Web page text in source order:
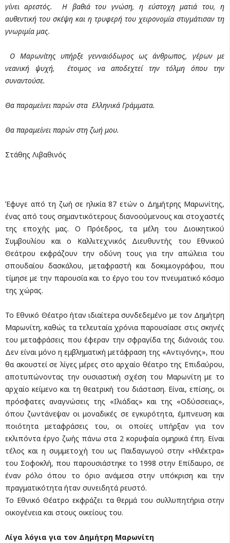
γίνει αρεστός. Η βαθιά του γνώση, η εύστοχη ματιά του, η
αυθεντική του σκέψη και η τρυφερή του χειρονομία στιγμάτισαν τη
γνωριμία μας.
Ο Μαρωνίτης υπήρξε γενναιόδωρος ως άνθρωπος, γέρων με
νεανική ψυχή, έτοιμος να αποδεχτεί την τόλμη όπου την
συναντούσε.
Θα παραμείνει παρών στα Ελληνικά Γράμματα.
Θα παραμείνει παρών στη ζωή μου.
Στάθης Λιβαθινός
Έφυγε από τη ζωή σε ηλικία 87 ετών ο Δημήτρης Μαρωνίτης,
ένας από τους σημαντικότερους διανοούμενους και στοχαστές
της εποχής μας. Ο Πρόεδρος, τα μέλη του Διοικητικού
Συμβουλίου και ο Καλλιτεχνικός Διευθυντής του Εθνικού
Θεάτρου εκφράζουν την οδύνη τους για την απώλεια του
σπουδαίου δασκάλου, μεταφραστή και δοκιμιογράφου, που
τίμησε με την παρουσία και το έργο του τον πνευματικό κόσμο
της χώρας.
Το Εθνικό Θέατρο ήταν ιδιαίτερα συνδεδεμένο με τον Δημήτρη
Μαρωνίτη, καθώς τα τελευταία χρόνια παρουσίασε στις σκηνές
του μεταφράσεις που έφεραν την σφραγίδα της διάνοιάς του.
Δεν είναι μόνο η εμβληματική μετάφραση της «Αντιγόνης», που
θα ακουστεί σε λίγες μέρες στο αρχαίο θέατρο της Επιδαύρου,
αποτυπώνοντας την ουσιαστική σχέση του Μαρωνίτη με το
αρχαίο κείμενο και τη θεατρική του διάσταση. Είναι, επίσης, οι
πρόσφατες αναγνώσεις της «Ιλιάδας» και της «Οδύσσειας»,
όπου ζωντάνεψαν οι μοναδικές σε εγκυρότητα, έμπνευση και
ποιότητα μεταφράσεις του, οι οποίες υπήρξαν για τον
εκλιπόντα έργο ζωής πάνω στα 2 κορυφαία ομηρικά έπη. Είναι
τέλος και η συμμετοχή του ως Παιδαγωγού στην «Ηλέκτρα»
του Σοφοκλή, που παρουσιάστηκε το 1998 στην Επίδαυρο, σε
έναν ρόλο όπου το όριο ανάμεσα στην υπόκριση και την
πραγματικότητα ήταν συνειδητά ρευστό.
Το Εθνικό Θέατρο εκφράζει τα θερμά του συλλυπητήρια στην
οικογένεια και στους οικείους του.
Λίγα λόγια για τον Δημήτρη Μαρωνίτη